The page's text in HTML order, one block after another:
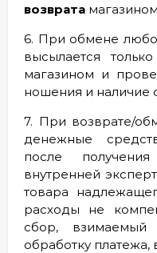
возврата
6. При обмене
высылается
магазином и
ношения и наличие
7. При возврате/
денежные
после
внутренней
товара
расходы не
сбор, взимаемый
обработку платежа,